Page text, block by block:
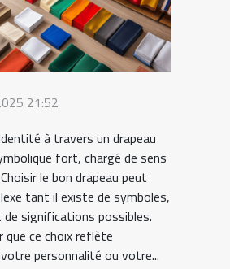
21:52
à travers un drapeau
fort, chargé de sens
le bon drapeau peut
tant il existe de symboles,
de significations possibles.
que ce choix reflète
personnalité ou votre...